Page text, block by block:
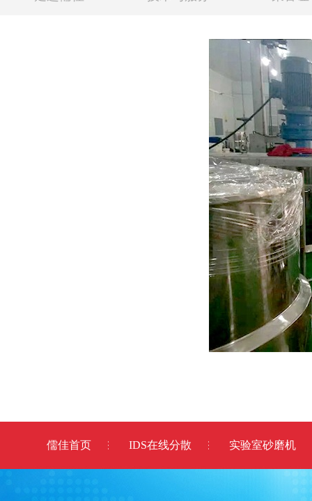
儒佳首页 IDS在线分散 实验室砂磨机